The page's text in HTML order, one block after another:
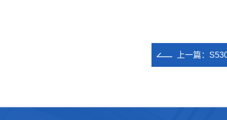
上一篇：